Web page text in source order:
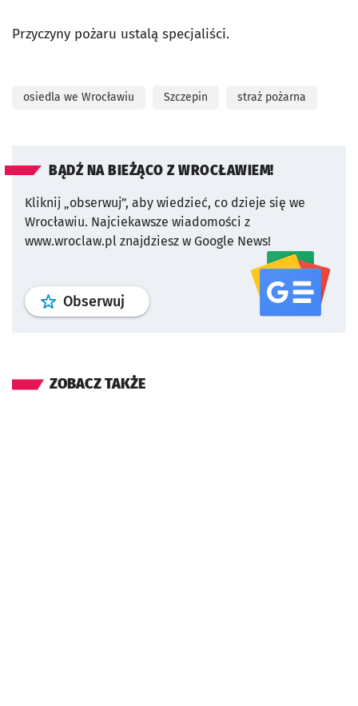
Przyczyny pożaru ustalą specjaliści.
osiedla we Wrocławiu Szczepin straż pożarna
BĄDŹ NA BIEŻĄCO Z WROCŁAWIEM!
Kliknij „obserwuj”, aby wiedzieć, co dzieje się we
Wrocławiu. Najciekawsze wiadomości z
www.wroclaw.pl znajdziesz w Google News!
Obserwuj profil serwisu
ZOBACZ TAKŻE